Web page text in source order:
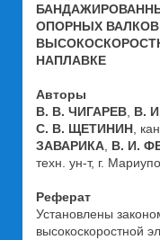
ОПОРНЫХ
НАПЛАВКЕ
Авторы
В. В. ЧИГАРЕВ В.
С. В. ЩЕТИНИН ,
ЗАВАРИКА В. И.
техн. ун-т, г.
Реферат
Установлены
высокоскоростной